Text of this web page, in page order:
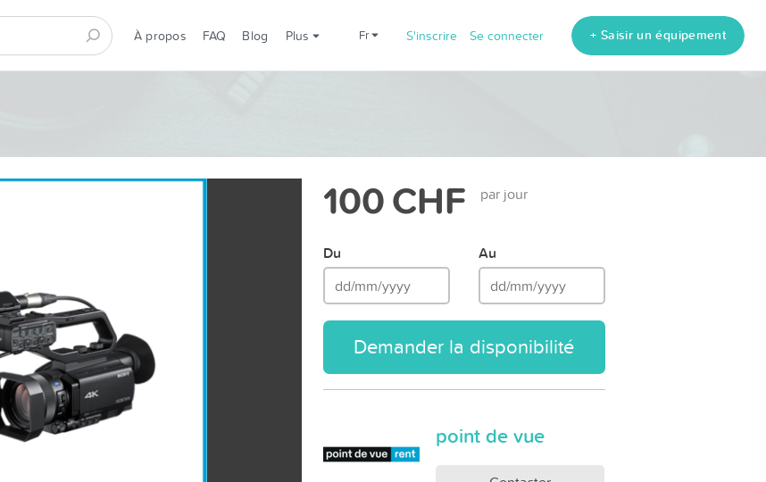
À propos FAQ Blog Plus fr S'inscrire Se connecter + Saisir un équipement
100 CHF par jour
Du Au
Demander la disponibilité
point de vue